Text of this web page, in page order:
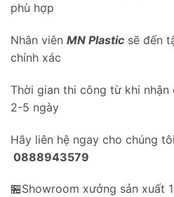
phù hợp
Nhân viên MN Plastic sẽ đến
chính xác
Thời gian thi công từ khi
2-5 ngày
Hãy liên hệ ngay cho chúng
0888943579
🏪Showroom xưởng sản xuất